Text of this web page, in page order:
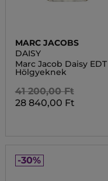
MARC JACOBS
DAISY
Marc Jacob Daisy EDT
Hölgyeknek
41 200,00 Ft
28 840,00 Ft
-30%